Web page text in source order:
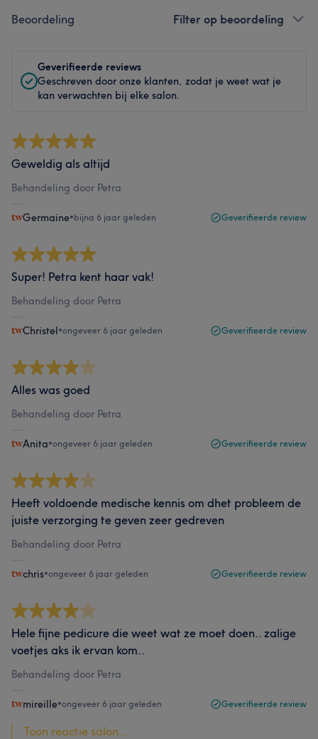
Beoordeling Filter op beoordeling
Geverifieerde reviews
Geschreven door onze klanten, zodat je weet wat je
kan verwachten bij elke salon.
Geweldig als altijd
Behandeling door Petra
Germaine•bijna 6 jaar geleden Geverifieerde review
Super! Petra kent haar vak!
Behandeling door Petra
Christel•ongeveer 6 jaar geleden Geverifieerde review
Alles was goed
Behandeling door Petra
Anita•ongeveer 6 jaar geleden Geverifieerde review
Heeft voldoende medische kennis om dhet probleem de
juiste verzorging te geven zeer gedreven
Behandeling door Petra
chris•ongeveer 6 jaar geleden Geverifieerde review
Hele fijne pedicure die weet wat ze moet doen.. zalige
voetjes aks ik ervan kom..
Behandeling door Petra
mireille•ongeveer 6 jaar geleden Geverifieerde review
Toon reactie salon...